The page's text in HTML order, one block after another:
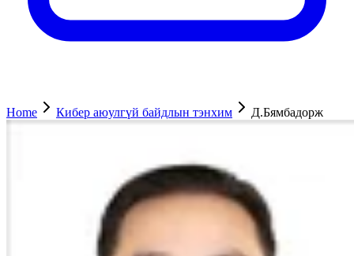
Home Кибер аюулгүй байдлын тэнхим Д.Бямбадорж